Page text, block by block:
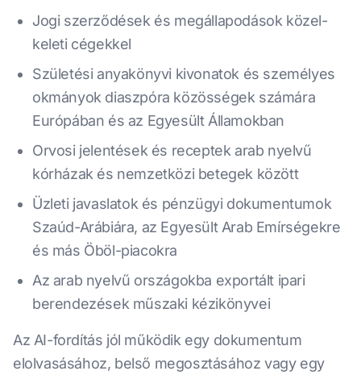
Jogi szerződések és megállapodások közel-
keleti cégekkel
Születési anyakönyvi kivonatok és személyes
okmányok diaszpóra közösségek számára
Európában és az Egyesült Államokban
Orvosi jelentések és receptek arab nyelvű
kórházak és nemzetközi betegek között
Üzleti javaslatok és pénzügyi dokumentumok
Szaúd-Arábiára, az Egyesült Arab Emírségekre
és más Öböl-piacokra
Az arab nyelvű országokba exportált ipari
berendezések műszaki kézikönyvei
Az AI-fordítás jól működik egy dokumentum
elolvasásához, belső megosztásához vagy egy